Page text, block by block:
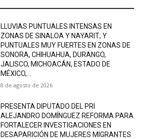
LLUVIAS PUNTUALES INTENSAS EN
ZONAS DE SINALOA Y NAYARIT; Y
PUNTUALES MUY FUERTES EN ZONAS DE
SONORA, CHIHUAHUA, DURANGO,
JALISCO, MICHOACÁN, ESTADO DE
MÉXICO,...
8 de agosto de 2026
PRESENTA DIPUTADO DEL PRI
ALEJANDRO DOMÍNGUEZ REFORMA PARA
FORTALECER INVESTIGACIONES EN
DESAPARICIÓN DE MUJERES MIGRANTES